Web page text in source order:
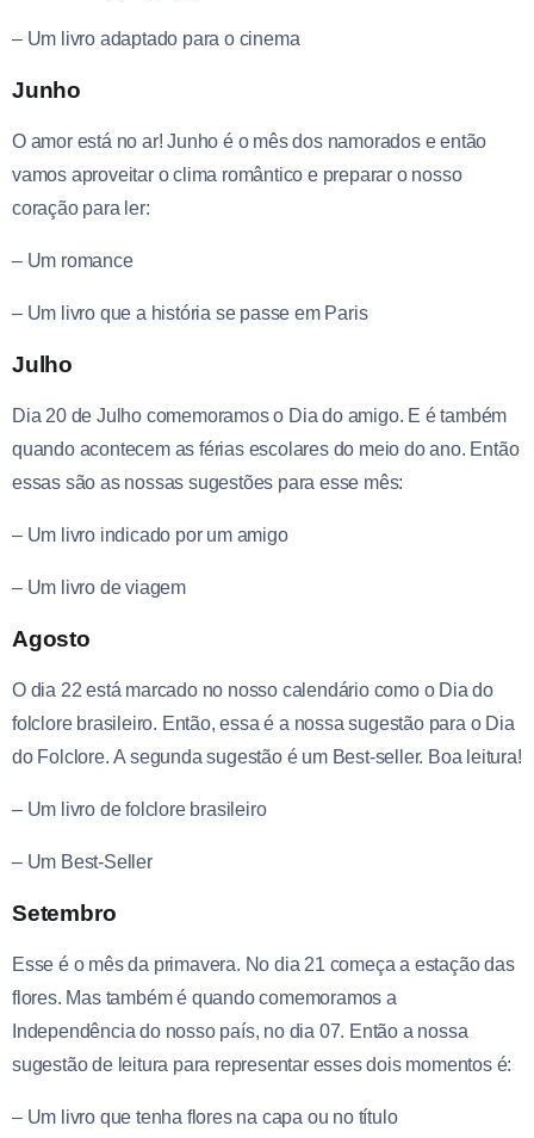
– Um livro adaptado para o cinema
Junho
O amor está no ar! Junho é o mês dos namorados e então
vamos aproveitar o clima romântico e preparar o nosso
coração para ler:
– Um romance
– Um livro que a história se passe em Paris
Julho
Dia 20 de Julho comemoramos o Dia do amigo. E é também
quando acontecem as férias escolares do meio do ano. Então
essas são as nossas sugestões para esse mês:
– Um livro indicado por um amigo
– Um livro de viagem
Agosto
O dia 22 está marcado no nosso calendário como o Dia do
folclore brasileiro. Então, essa é a nossa sugestão para o Dia
do Folclore. A segunda sugestão é um Best-seller. Boa leitura!
– Um livro de folclore brasileiro
– Um Best-Seller
Setembro
Esse é o mês da primavera. No dia 21 começa a estação das
flores. Mas também é quando comemoramos a
Independência do nosso país, no dia 07. Então a nossa
sugestão de leitura para representar esses dois momentos é:
– Um livro que tenha flores na capa ou no título